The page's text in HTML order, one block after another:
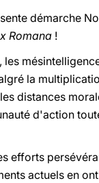
démarche
Romana !
la
distances
d'action
actuels en